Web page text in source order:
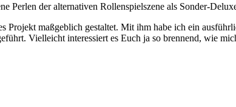
Perlen der alternativen Rollenspielszene als Sonder-
Projekt maßgeblich gestaltet. Mit ihm habe ich ein
Vielleicht interessiert es Euch ja so brennend, wie